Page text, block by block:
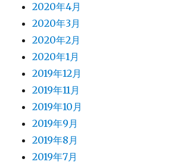
2020年4月
2020年3月
2020年2月
2020年1月
2019年12月
2019年11月
2019年10月
2019年9月
2019年8月
2019年7月